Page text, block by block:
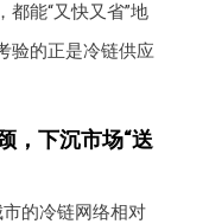
都能“又快又省”地
验的正是冷链供应
，下沉市场“送
的冷链网络相对